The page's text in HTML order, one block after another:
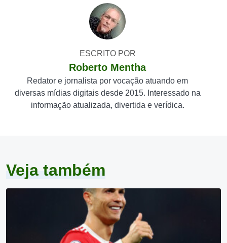
ESCRITO POR
Roberto Mentha
Redator e jornalista por vocação atuando em
diversas mídias digitais desde 2015. Interessado na
informação atualizada, divertida e verídica.
Veja também